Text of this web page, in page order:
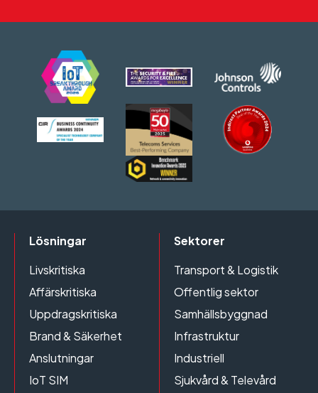
Lösningar
Livskritiska
Affärskritiska
Uppdragskritiska
Brand & Säkerhet
Anslutningar
IoT SIM
Sektorer
Transport & Logistik
Offentlig sektor
Samhällsbyggnad
Infrastruktur
Industriell
Sjukvård & Televård